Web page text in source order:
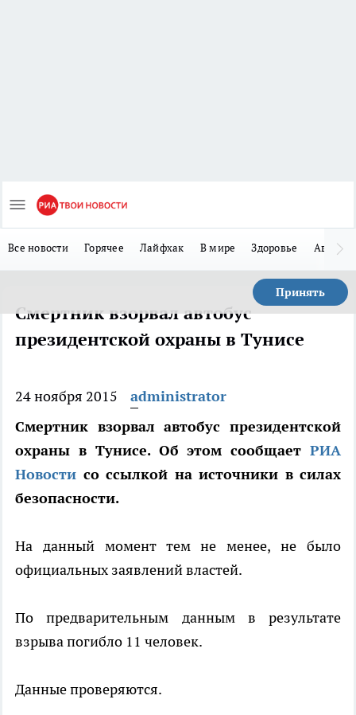
Все новости Горячее Лайфхак В мире Здоровье Авто
Принять
Смертник взорвал автобус
президентской охраны в Тунисе
24 ноября 2015
administrator
Смертник взорвал автобус президентской
охраны в Тунисе. Об этом сообщает РИА
Новости со ссылкой на источники в силах
безопасности.
На данный момент тем не менее, не было
официальных заявлений властей.
По предварительным данным в результате
взрыва погибло 11 человек.
Данные проверяются.